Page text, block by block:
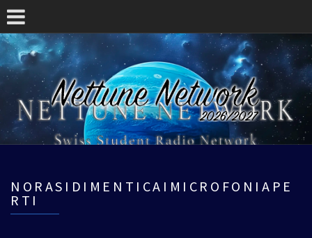
NORASIDIMENTICAIMICROFONIAPE
RTI